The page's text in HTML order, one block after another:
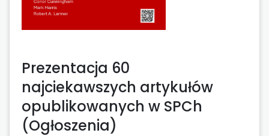
Prezentacja 60
najciekawszych artykułów
opublikowanych w SPCh
(Ogłoszenia)